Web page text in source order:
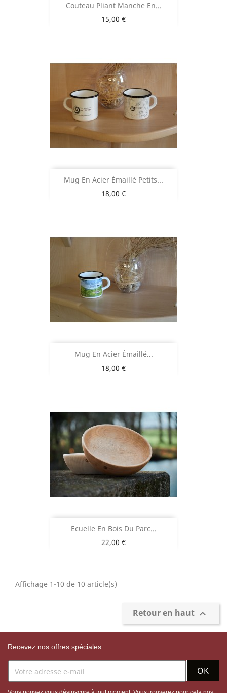
Couteau Pliant Manche En...
Prix
15,00 €
Mug En Acier Émaillé Petits...
Prix
18,00 €
Mug En Acier Émaillé...
Prix
18,00 €
Ecuelle En Bois Du Parc...
Prix
22,00 €
Affichage 1-10 de 10 article(s)
Retour en haut 
Recevez nos offres spéciales